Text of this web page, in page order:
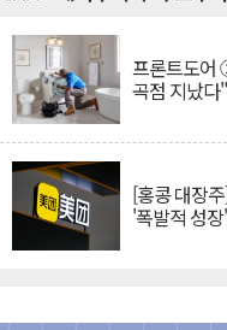
프론트도
곡점 지났다"
[홍콩 대장
'폭발적 성장'